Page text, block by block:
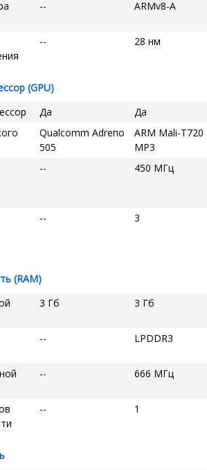
-- ARMv8-A
-- 28 нм
(GPU)
Да
Да
Qualcomm Adreno
505
ARM Mali-T720
MP3
-- 450 МГц
-- 3
(RAM)
3 Гб 3 Гб
-- LPDDR3
-- 666 МГц
-- 1